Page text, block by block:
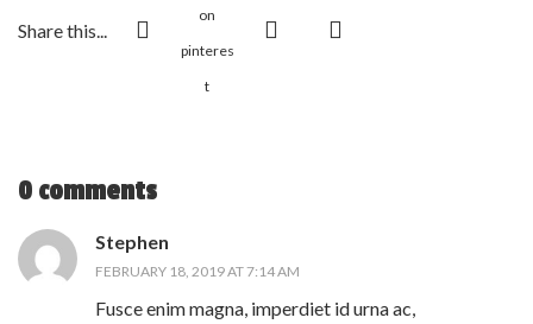
Share this...
0 comments
Stephen
FEBRUARY 18, 2019 AT 7:14 AM
Fusce enim magna, imperdiet id urna ac,